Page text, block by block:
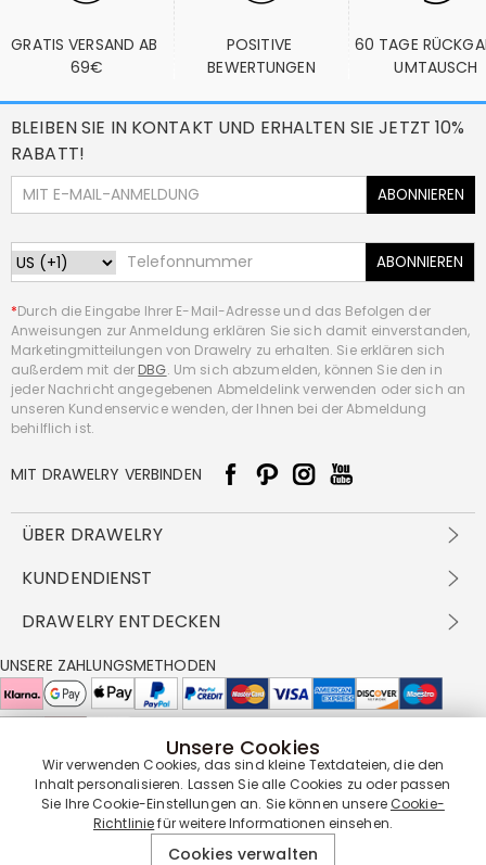
GRATIS VERSAND AB
69€
POSITIVE
BEWERTUNGEN
60 TAGE
UMTAUSCH
BLEIBEN SIE IN KONTAKT UND ERHALTEN SIE JETZT 10%
RABATT!
ABONNIEREN
ABONNIEREN
*Durch die Eingabe Ihrer E-Mail-Adresse und das Befolgen der
Anweisungen zur Anmeldung erklären Sie sich damit einverstanden,
Marketingmitteilungen von Drawelry zu erhalten. Sie erklären sich
außerdem mit der DBG. Um sich abzumelden, können Sie den in
jeder Nachricht angegebenen Abmeldelink verwenden oder sich an
unseren Kundenservice wenden, der Ihnen bei der Abmeldung
behilflich ist.
MIT DRAWELRY VERBINDEN
ÜBER DRAWELRY
Über Uns
DBG
FAQ
Cookie-Richtlinie
KUNDENDIENST
Versandbedingungen
Rückgabe & Umtausch
Pflegehinweis
DRAWELRY ENTDECKEN
Großhandelsangebot
Drawelry Prime
Bonusprogramm
UNSERE ZAHLUNGSMETHODEN
UNSERE LIEFERPARTNER
UNSERE SERVICEGARANTIE
Unsere Cookies
Wir verwenden Cookies, das sind kleine Textdateien, die den
Inhalt personalisieren. Lassen Sie alle Cookies zu oder passen
Sie Ihre Cookie-Einstellungen an. Sie können unsereCookie-
Richtliniefür weitere Informationen einsehen.
Cookies verwalten